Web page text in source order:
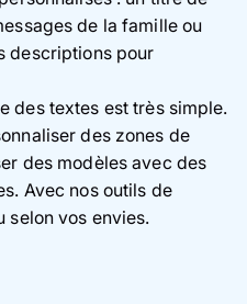
de la famille ou
descriptions pour
des textes est très simple.
des zones de
des modèles avec des
Avec nos outils de
selon vos envies.